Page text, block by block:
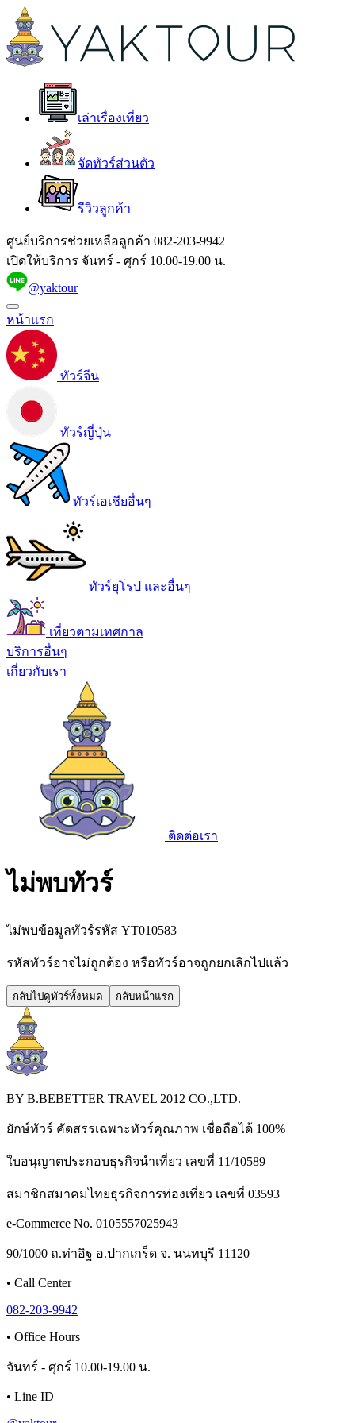
เล่าเรื่องเที่ยว
จัดทัวร์ส่วนตัว
รีวิวลูกค้า
ศูนย์บริการช่วยเหลือลูกค้า 082-203-9942
เปิดให้บริการ จันทร์ - ศุกร์ 10.00-19.00 น.
@yaktour
หน้าแรก
ทัวร์จีน
ทัวร์ญี่ปุ่น
ทัวร์เอเชียอื่นๆ
ทัวร์ยุโรป และอื่นๆ
เที่ยวตามเทศกาล
บริการอื่นๆ
เกี่ยวกับเรา
ติดต่อเรา
ไม่พบทัวร์
ไม่พบข้อมูลทัวร์รหัส YT010583
รหัสทัวร์อาจไม่ถูกต้อง หรือทัวร์อาจถูกยกเลิกไปแล้ว
กลับไปดูทัวร์ทั้งหมด กลับหน้าแรก
BY B.BEBETTER TRAVEL 2012 CO.,LTD.
ยักษ์ทัวร์ คัดสรรเฉพาะทัวร์คุณภาพ เชื่อถือได้ 100%
ใบอนุญาตประกอบธุรกิจนำเที่ยว เลขที่ 11/10589
สมาชิกสมาคมไทยธุรกิจการท่องเที่ยว เลขที่ 03593
e-Commerce No. 0105557025943
90/1000 ถ.ท่าอิฐ อ.ปากเกร็ด จ. นนทบุรี 11120
• Call Center
082-203-9942
• Office Hours
จันทร์ - ศุกร์ 10.00-19.00 น.
• Line ID